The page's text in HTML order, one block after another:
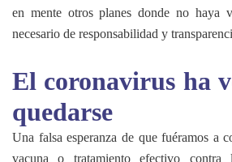
en mente otros planes donde no haya
necesario de responsabilidad y
El coronavirus ha
quedarse
Una falsa esperanza de que fuéramos a
vacuna o tratamiento efectivo